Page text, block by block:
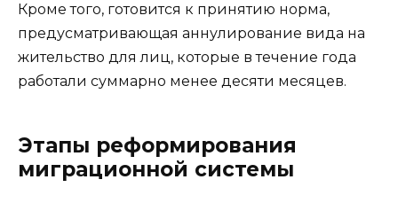
Кроме того, готовится к принятию норма,
предусматривающая аннулирование вида на
жительство для лиц, которые в течение года
работали суммарно менее десяти месяцев.
Этапы реформирования
миграционной системы